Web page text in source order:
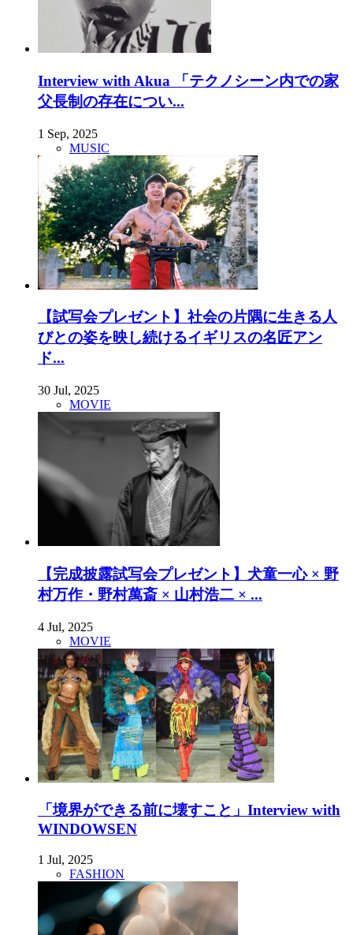
Interview with Akua 「テクノシーン内での家
父長制の存在につい...
1 Sep, 2025
MUSIC
【試写会プレゼント】社会の片隅に生きる人
びとの姿を映し続けるイギリスの名匠アン
ド...
30 Jul, 2025
MOVIE
【完成披露試写会プレゼント】犬童一心 × 野
村万作・野村萬斎 × 山村浩二 × ...
4 Jul, 2025
MOVIE
「境界ができる前に壊すこと」Interview with
WINDOWSEN
1 Jul, 2025
FASHION